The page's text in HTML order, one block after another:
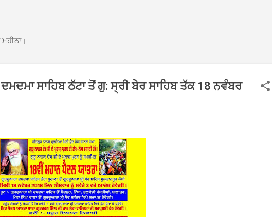
ਸਾਹਿਬ ਠੱਟਾ ਤੋਂ ਗੁ: ਸ੍ਰੀ ਬੇਰ ਸਾਹਿਬ ਤੱਕ 18 ਨਵੰਬਰ